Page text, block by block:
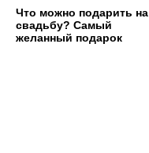
Что можно подарить на
свадьбу? Самый
желанный подарок